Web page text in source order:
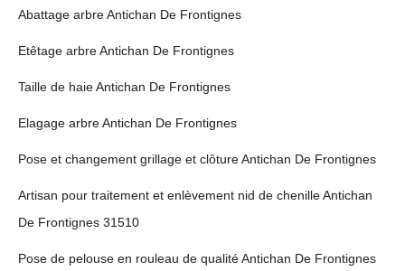
Abattage arbre Antichan De Frontignes
Etêtage arbre Antichan De Frontignes
Taille de haie Antichan De Frontignes
Elagage arbre Antichan De Frontignes
Pose et changement grillage et clôture Antichan De Frontignes
Artisan pour traitement et enlèvement nid de chenille Antichan
De Frontignes 31510
Pose de pelouse en rouleau de qualité Antichan De Frontignes